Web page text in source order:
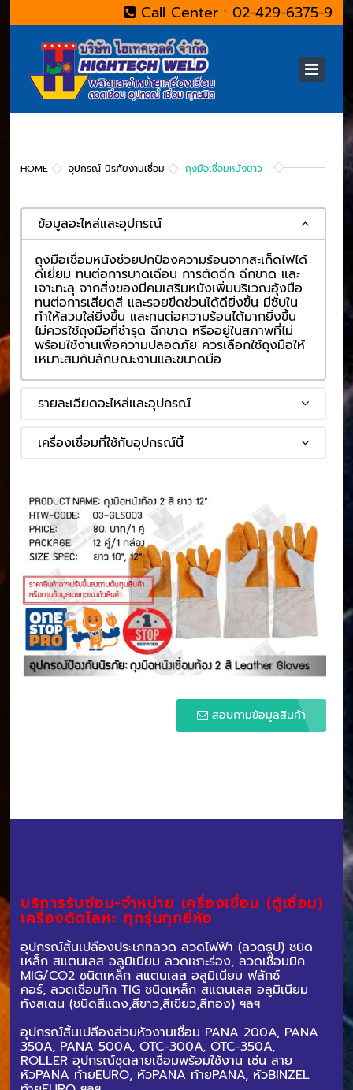
Call Center : 02-429-6375-9
HOME อุปกรณ์-นิรภัยงานเชื่อม ถุงมือเชื่อมหนังยาว
ข้อมูลอะไหล่และอุปกรณ์
ถุงมือเชื่อมหนังช่วยปกป้องความร้อนจากสะเก็ดไฟได้
ดีเยี่ยม ทนต่อการบาดเฉือน การตัดฉีก ฉีกขาด และ
เจาะทะลุ จากสิ่งของมีคมเสริมหนังเพิ่มบริเวณอุ้งมือ
ทนต่อการเสียดสี และรอยขีดข่วนได้ดียิ่งขึ้น มีซับใน
ทำให้สวมใส่ยิ่งขึ้น และทนต่อความร้อนได้มากยิ่งขึ้น
ไม่ควรใช้ถุงมือที่ชำรุด ฉีกขาด หรืออยู่ในสภาพที่ไม่
พร้อมใช้งานเพื่อความปลอดภัย ควรเลือกใช้ถุงมือให้
เหมาะสมกับลักษณะงานและขนาดมือ
รายละเอียดอะไหล่และอุปกรณ์
เครื่องเชื่อมที่ใช้กับอุปกรณ์นี้
สอบถามข้อมูลสินค้า
บริการรับซ่อม-จำหน่าย เครื่องเชื่อม (ตู้เชื่อม)
เครื่องตัดโลหะ ทุกรุ่นทุกยี่ห้อ
อุปกรณ์สิ้นเปลืองประเภทลวด ลวดไฟฟ้า (ลวดธูป) ชนิด
เหล็ก สแตนเลส อลูมิเนียม ลวดเซาะร่อง,ลวดเชื่อมมิค
MIG/CO2 ชนิดเหล็ก สแตนเลส อลูมิเนียม ฟลักซ์
คอร์,ลวดเชื่อมทิก TIG ชนิดเหล็ก สแตนเลส อลูมิเนียม
ทังสเตน (ชนิดสีแดง,สีขาว,สีเขียว,สีทอง) ฯลฯ
อุปกรณ์สิ้นเปลืองส่วนหัวงานเชื่อม PANA 200A, PANA
350A, PANA 500A, OTC-300A, OTC-350A,
ROLLERอุปกรณ์ชุดสายเชื่อมพร้อมใช้งาน เช่น สาย
หัวPANA ท้ายEURO, หัวPANA ท้ายPANA, หัวBINZEL